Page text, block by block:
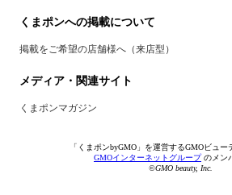
くまポンへの掲載について
掲載をご希望の店舗様へ（来店型）
メディア・関連サイト
くまポンマガジン
「くまポンbyGMO」を運営するGMOビュー
GMOインターネットグループのメン
©GMO beauty, Inc.